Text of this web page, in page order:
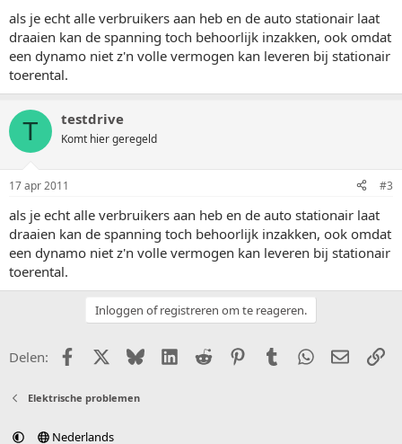
als je echt alle verbruikers aan heb en de auto stationair laat
draaien kan de spanning toch behoorlijk inzakken, ook omdat
een dynamo niet z'n volle vermogen kan leveren bij stationair
toerental.
T testdrive
Komt hier geregeld
17 apr 2011 #3
als je echt alle verbruikers aan heb en de auto stationair laat
draaien kan de spanning toch behoorlijk inzakken, ook omdat
een dynamo niet z'n volle vermogen kan leveren bij stationair
toerental.
Inloggen of registreren om te reageren.
Delen: FacebookX (Twitter)
BlueskyLinkedIn
Reddit PinterestTumblr WhatsApp
E-mail
Elektrische problemen
Nederlands